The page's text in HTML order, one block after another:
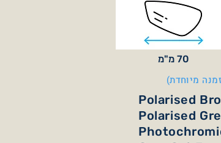
70 מ"מ
מיוחדת)
Polarised
Polarised